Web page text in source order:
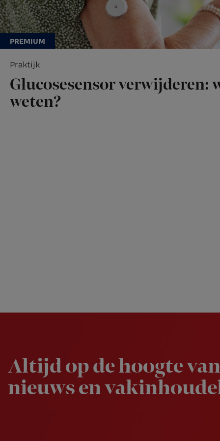
Praktijk
Glucosesensor verwijderen:
weten?
Altijd op de hoogte
nieuws en